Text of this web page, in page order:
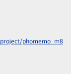
phomemo_m8